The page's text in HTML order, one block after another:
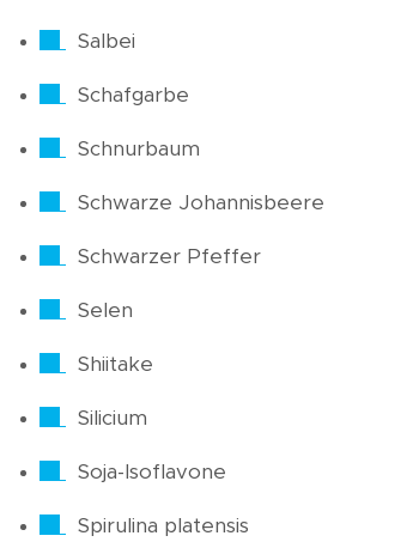
Salbei
Schafgarbe
Schnurbaum
Schwarze Johannisbeere
Schwarzer Pfeffer
Selen
Shiitake
Silicium
Soja-Isoflavone
Spirulina platensis